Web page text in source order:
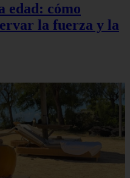
edad: cómo
la fuerza y la